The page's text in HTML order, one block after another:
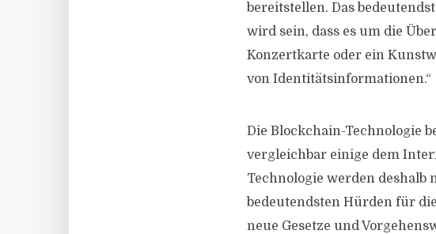
bereitstellen. Das
wird sein, dass es um die
Konzertkarte oder ein
von Identitätsinformationen.“
Die Blockchain-Technologie
vergleichbar einige dem
Technologie werden deshalb
bedeutendsten Hürden für
neue Gesetze und